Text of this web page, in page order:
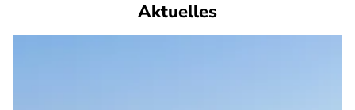
Aktuelles